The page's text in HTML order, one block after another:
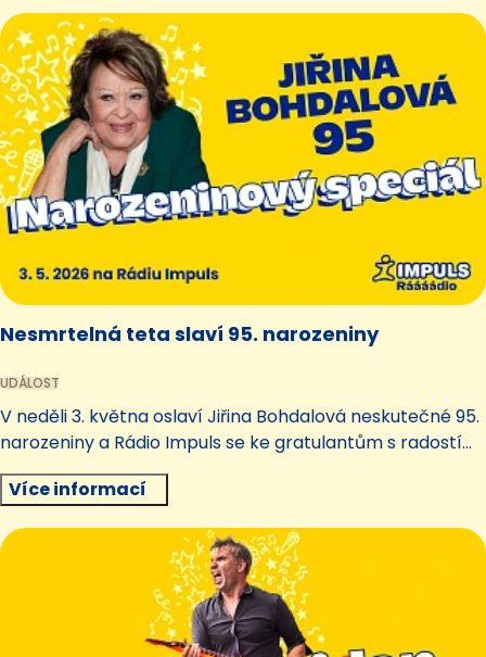
Nesmrtelná teta slaví 95. narozeniny
UDÁLOST
V neděli 3. května oslaví Jiřina Bohdalová neskutečné 95.
narozeniny a Rádio Impuls se ke gratulantům s radostí
připojí.
Více informací